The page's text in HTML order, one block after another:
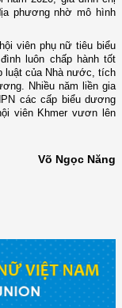
phương nhờ mô hình
viên phụ nữ tiêu biểu
luôn chấp hành tốt
luật của Nhà nước, tích
Nhiều năm liền gia
các cấp biểu dương
viên Khmer vươn lên
Võ Ngọc Năng